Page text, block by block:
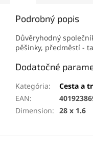
Podrobný popis
Důvěryhodný
pěšinky, předměstí -
Dodatočné
Kategória:
Cesta a
EAN:
Dimension: 28 x 1.6